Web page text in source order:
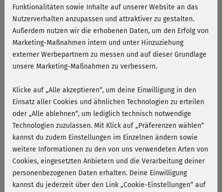
Bodyshaping mit Michaela
Süßbauer
Top in Form von Kopf bis Fuß! Der neue
Bodyshaping-Kurs mit Michaela Süßbauer
kombiniert hochwirksame Übungen zum Formen,
Straffen, Fett verbrennen.
Funktionalitäten sowie Inhalte auf unserer Website an das
Nutzerverhalten anzupassen und attraktiver zu gestalten.
Außerdem nutzen wir die erhobenen Daten, um den Erfolg von
Marketing-Maßnahmen intern und unter Hinzuziehung
externer Werbepartnern zu messen und auf dieser Grundlage
unsere Marketing-Maßnahmen zu verbessern.
Klicke auf „Alle akzeptieren“, um deine Einwilligung in den
Einsatz aller Cookies und ähnlichen Technologien zu erteilen
oder „Alle ablehnen“, um lediglich technisch notwendige
Technologien zuzulassen. Mit Klick auf „Präferenzen wählen“
kannst du zudem Einstellungen im Einzelnen ändern sowie
weitere Informationen zu den von uns verwendeten Arten von
Cookies, eingesetzten Anbietern und die Verarbeitung deiner
personenbezogenen Daten erhalten. Deine Einwilligung
kannst du jederzeit über den Link „Cookie-Einstellungen“ auf